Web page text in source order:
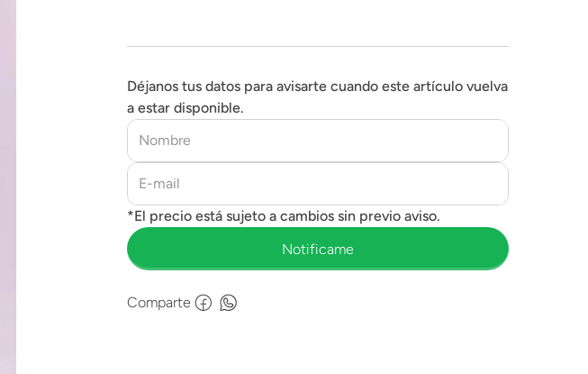
Déjanos tus datos para avisarte cuando este artículo vuelva
a estar disponible.
Comparte